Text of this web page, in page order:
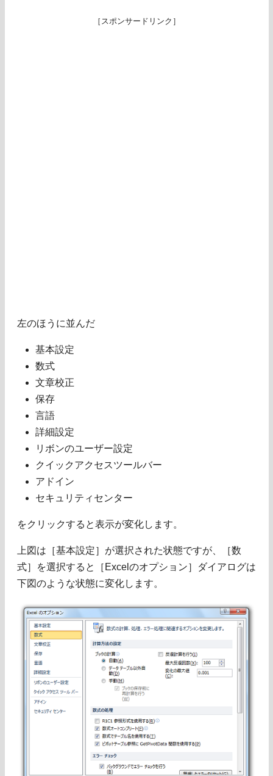
［スポンサードリンク］
左のほうに並んだ
基本設定
数式
文章校正
保存
言語
詳細設定
リボンのユーザー設定
クイックアクセスツールバー
アドイン
セキュリティセンター
をクリックすると表示が変化します。
上図は［基本設定］が選択された状態ですが、［数
式］を選択すると［Excelのオプション］ダイアログは
下図のような状態に変化します。